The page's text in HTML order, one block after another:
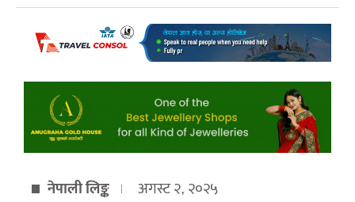
नेपाली लिङ्क अगस्ट २, २०२५